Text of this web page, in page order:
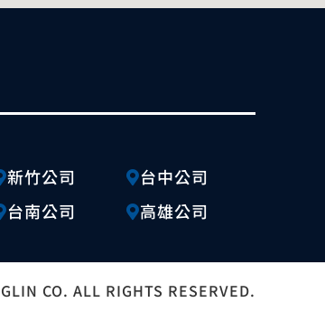
新竹公司
台中公司
台南公司 高雄公司
CO. ALL RIGHTS RESERVED.